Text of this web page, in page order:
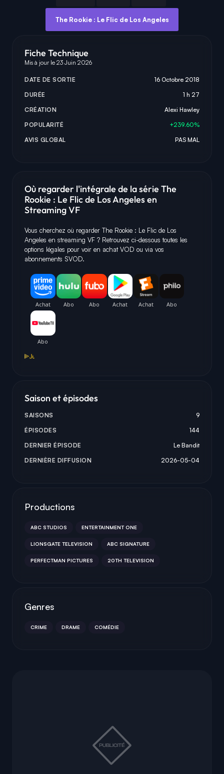
The Rookie : Le Flic de Los Angeles
Fiche Technique
Mis à jour le 23 Juin 2026
DATE DE SORTIE
16 Octobre 2018
DURÉE
1 h 27
CRÉATION
Alexi Hawley
POPULARITÉ
+239.60%
AVIS GLOBAL
PAS MAL
Où regarder l'intégrale de la série The
Rookie : Le Flic de Los Angeles en
Streaming VF
Vous cherchez où regarder The Rookie : Le Flic de Los
Angeles en streaming VF ? Retrouvez ci-dessous toutes les
options légales pour voir en achat VOD ou via vos
abonnements SVOD.
Saison et épisodes
SAISONS
9
ÉPISODES
144
DERNIER ÉPISODE
Le Bandit
DERNIÈRE DIFFUSION
2026-05-04
Productions
ABC STUDIOS ENTERTAINMENT ONE
LIONSGATE TELEVISION ABC SIGNATURE
PERFECTMAN PICTURES 20TH TELEVISION
Genres
CRIME DRAME COMÉDIE